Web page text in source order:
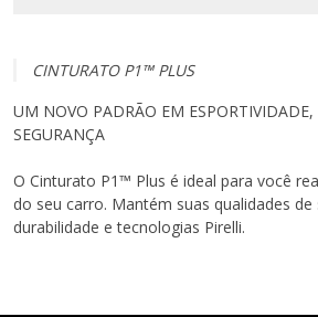
CINTURATO P1™ PLUS
UM NOVO PADRÃO EM ESPORTIVIDADE,
SEGURANÇA
O Cinturato P1™ Plus é ideal para você
do seu carro. Mantém suas qualidades de
durabilidade e tecnologias Pirelli.